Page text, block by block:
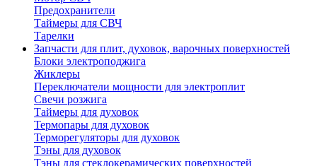
Предохранители
Таймеры для СВЧ
Тарелки
Запчасти для плит, духовок, варочных поверхностей
Блоки электроподжига
Жиклеры
Переключатели мощности для электроплит
Свечи розжига
Таймеры для духовок
Термопары для духовок
Терморегуляторы для духовок
Тэны для духовок
Тэны для стеклокерамических поверхностей